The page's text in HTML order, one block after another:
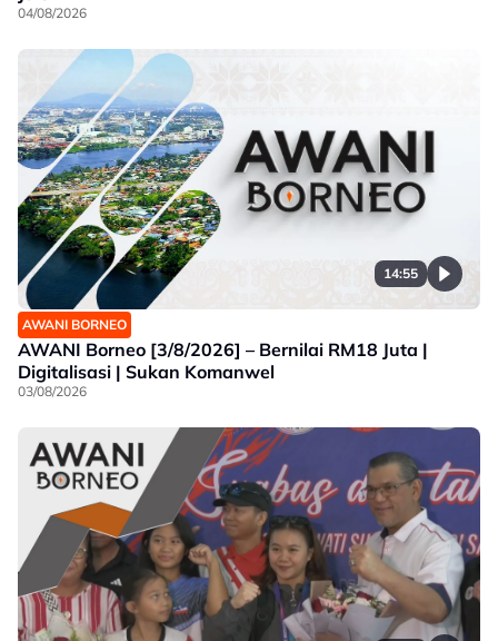
04/08/2026
14:55
AWANI BORNEO
AWANI Borneo [3/8/2026] – Bernilai RM18 Juta |
Digitalisasi | Sukan Komanwel
03/08/2026